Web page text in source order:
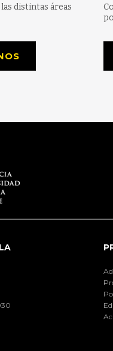
distintas áreas